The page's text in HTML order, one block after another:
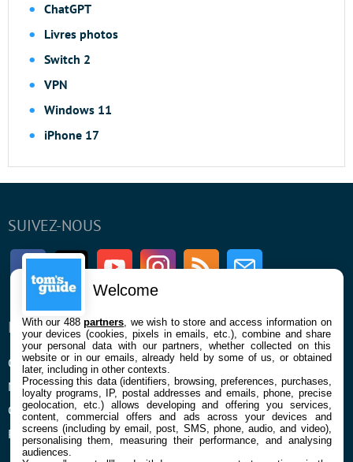
ChatGPT
Livres photos
Switch 2
VPN
Windows 11
iPhone 17
SUIVEZ-NOUS
FacebookTwitter Youtube InstagramRSS Newsletter
ENTREPRISE
Qui sommes nous
Mentions légales et CGU
Confidentialité et Cookies
Préférences cookies
À PROPOS
La rédaction
Contact
Welcome
With our 488partners , we wish to store and access information on
your devices (cookies, pixels in emails, etc.), combine and share
your personal data with our partners, whether collected on this
website or in our emails, already held by some of us, or obtained
later, including in other contexts.
Processing this data (identifiers, browsing, preferences, purchases,
loyalty programs, IP, postal addresses and emails, phone, precise
geolocation, etc.) allows developing and offering you services,
content, commercial offers and ads across your devices and
screens (including by email, post, SMS, phone, audio, and video),
personalising them, measuring their performance, and analysing
audiences.